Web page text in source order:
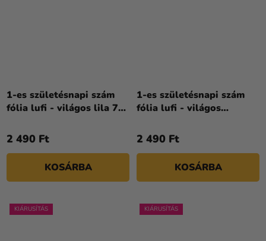
1-es születésnapi szám
fólia lufi - világos lila 72
2 490 Ft
KOSÁRBA
1-es születésnapi szám
fólia lufi - világos
2 490 Ft
KOSÁRBA
KIÁRUSÍTÁS KIÁRUSÍTÁS